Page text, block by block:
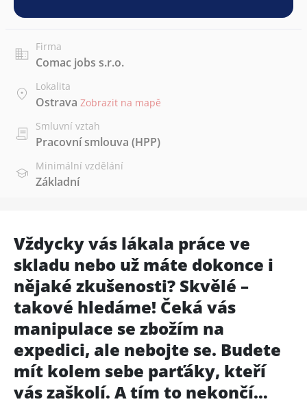
Firma
Comac jobs s.r.o.
Lokalita
Ostrava Zobrazit na mapě
Smluvní vztah
Pracovní smlouva (HPP)
Minimální vzdělání
Základní
Vždycky vás lákala práce ve
skladu nebo už máte dokonce i
nějaké zkušenosti? Skvělé –
takové hledáme! Čeká vás
manipulace se zbožím na
expedici, ale nebojte se. Budete
mít kolem sebe parťáky, kteří
vás zaškolí. A tím to nekončí…